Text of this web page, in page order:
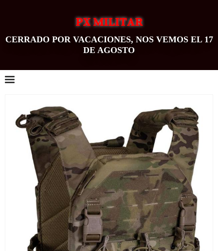
PX MILITAR
CERRADO POR VACACIONES, NOS VEMOS EL 17
DE AGOSTO